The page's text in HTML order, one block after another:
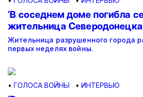
‘В соседнем доме погибла
жительница Северодонецка
Жительница разрушенного города
первых неделях войны.
• ГОЛОСА ВОЙНЫ • ИНТЕРВЬЮ